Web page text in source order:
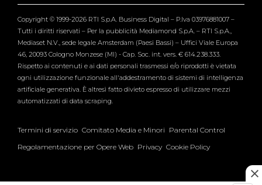
Verissimo
Copyright © 1999-2026 RTI S.p.A. Business Digital – P.Iva 03976881007 –
Tutti i diritti riservati – Per la pubblicità Mediamond S.p.A. – RTI S.p.A.,
Mediaset N.V., sede legale Amsterdam (Paesi Bassi) – Uffici Viale Europa
46, 20093 Cologno Monzese (MI) - Cap. Soc. int. vers. € 614.238.333.
Rispetto ai contenuti e ai dati personali trasmessi e/o riprodotti è vietata
ogni utilizzazione funzionale all'addestramento di sistemi di intelligenza
artificiale generativa. È altresì fatto divieto espresso di utilizzare mezzi
automatizzati di data scraping.
Termini di servizio Comitato Media e Minori Parental Control
Regolamentazione per Opere Web Privacy Cookie Policy